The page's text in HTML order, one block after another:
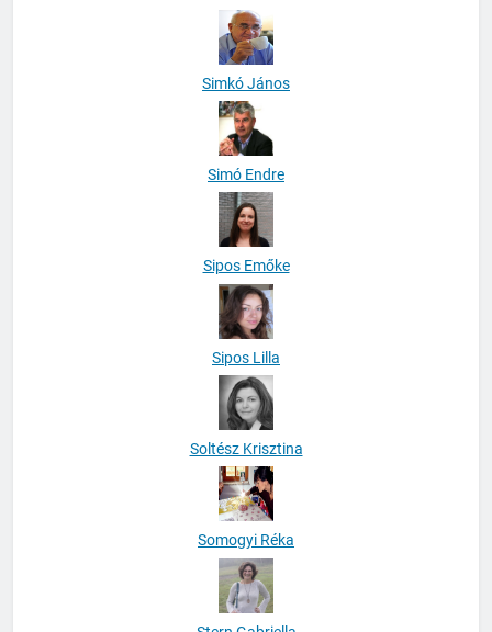
Seyla Hamminbad
Simkó János
Simó Endre
Sipos Emőke
Sipos Lilla
Soltész Krisztina
Somogyi Réka